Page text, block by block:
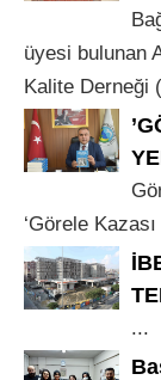
üyesi bulunan
Kalite Derneği
‘Görele
...